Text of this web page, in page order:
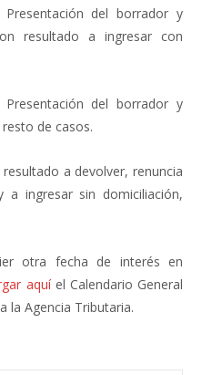
Presentación del borrador y
resultado a ingresar con
Presentación del borrador y
de casos.
a devolver, renuncia
ingresar sin domiciliación,
otra fecha de interés en
aquíel Calendario General
la Agencia Tributaria.